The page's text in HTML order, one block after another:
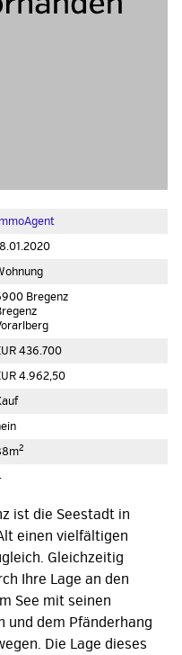
Bregenz
436.700
4.962,50
2
ist die Seestadt in
einen vielfältigen
Gleichzeitig
Ihre Lage an den
See mit seinen
und dem Pfänderhang
Die Lage dieses